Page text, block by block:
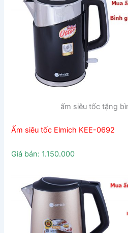
ấm siêu tốc tặng
Ấm siêu tốc Elmich KEE-0692
Giá bán: 1.150.000